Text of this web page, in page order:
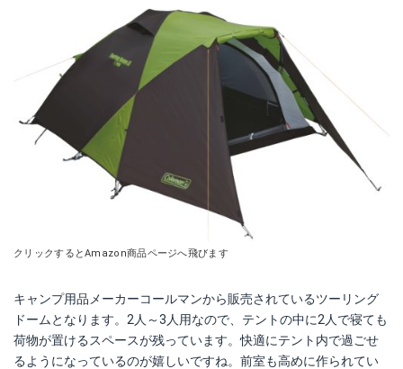
クリックするとAmazon商品ページへ飛びます
キャンプ用品メーカーコールマンから販売されているツーリング
ドームとなります。2人～3人用なので、テントの中に2人で寝ても
荷物が置けるスペースが残っています。快適にテント内で過ごせ
るようになっているのが嬉しいですね。前室も高めに作られてい